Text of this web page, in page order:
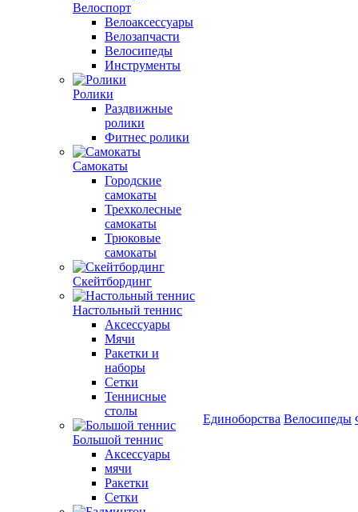
Велоспорт
Велоаксессуары
Велозапчасти
Велосипеды
Инструменты
Ролики
Раздвижные
ролики
Фитнес ролики
Самокаты
Городские
самокаты
Трехколесные
самокаты
Трюковые
самокаты
Скейтбординг
Настольный теннис
Аксессуары
Мячи
Ракетки и
наборы
Сетки
Теннисные
столы
Большой теннис
Аксессуары
мячи
Ракетки
Сетки
Единоборства Велосипеды